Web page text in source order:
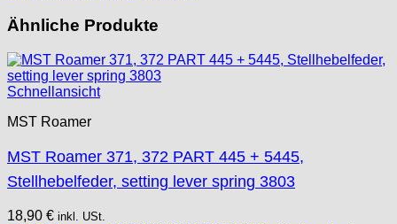
Ähnliche Produkte
Schnellansicht
MST Roamer
MST Roamer 371, 372 PART 445 + 5445,
Stellhebelfeder, setting lever spring 3803
18,90 € inkl. USt.